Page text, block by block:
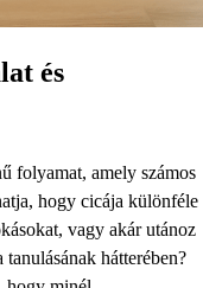
és
folyamat, amely számos
hogy cicája különféle
vagy akár utánoz
hátterében?